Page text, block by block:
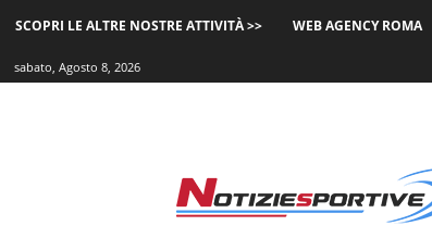
SCOPRI LE ALTRE NOSTRE ATTIVITÀ >> WEB AGENCY ROMA
sabato, Agosto 8, 2026